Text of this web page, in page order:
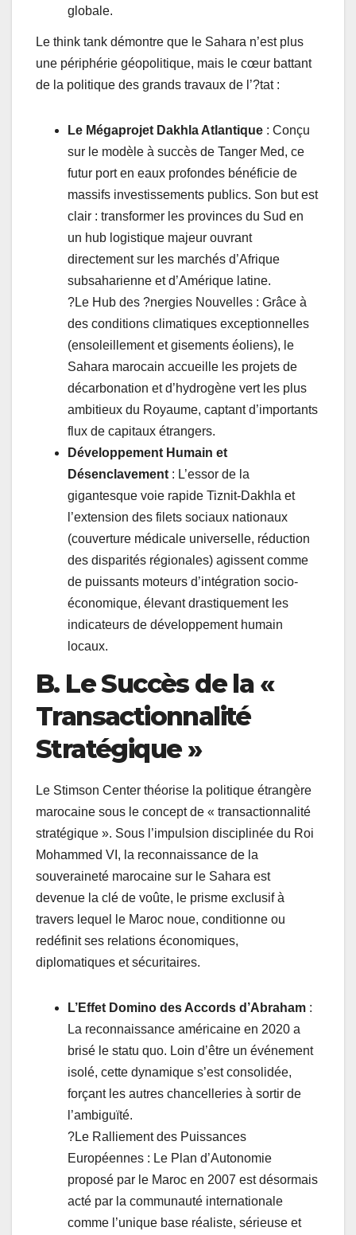
globale.
Le think tank démontre que le Sahara n’est plus
une périphérie géopolitique, mais le cœur battant
de la politique des grands travaux de l’?tat :
Le Mégaprojet Dakhla Atlantique : Conçu
sur le modèle à succès de Tanger Med, ce
futur port en eaux profondes bénéficie de
massifs investissements publics. Son but est
clair : transformer les provinces du Sud en
un hub logistique majeur ouvrant
directement sur les marchés d’Afrique
subsaharienne et d’Amérique latine.
?Le Hub des ?nergies Nouvelles : Grâce à
des conditions climatiques exceptionnelles
(ensoleillement et gisements éoliens), le
Sahara marocain accueille les projets de
décarbonation et d’hydrogène vert les plus
ambitieux du Royaume, captant d’importants
flux de capitaux étrangers.
Développement Humain et
Désenclavement : L’essor de la
gigantesque voie rapide Tiznit-Dakhla et
l’extension des filets sociaux nationaux
(couverture médicale universelle, réduction
des disparités régionales) agissent comme
de puissants moteurs d’intégration socio-
économique, élevant drastiquement les
indicateurs de développement humain
locaux.
B. Le Succès de la «
Transactionnalité
Stratégique »
Le Stimson Center théorise la politique étrangère
marocaine sous le concept de « transactionnalité
stratégique ». Sous l’impulsion disciplinée du Roi
Mohammed VI, la reconnaissance de la
souveraineté marocaine sur le Sahara est
devenue la clé de voûte, le prisme exclusif à
travers lequel le Maroc noue, conditionne ou
redéfinit ses relations économiques,
diplomatiques et sécuritaires.
L’Effet Domino des Accords d’Abraham :
La reconnaissance américaine en 2020 a
brisé le statu quo. Loin d’être un événement
isolé, cette dynamique s’est consolidée,
forçant les autres chancelleries à sortir de
l’ambiguïté.
?Le Ralliement des Puissances
Européennes : Le Plan d’Autonomie
proposé par le Maroc en 2007 est désormais
acté par la communauté internationale
comme l’unique base réaliste, sérieuse et